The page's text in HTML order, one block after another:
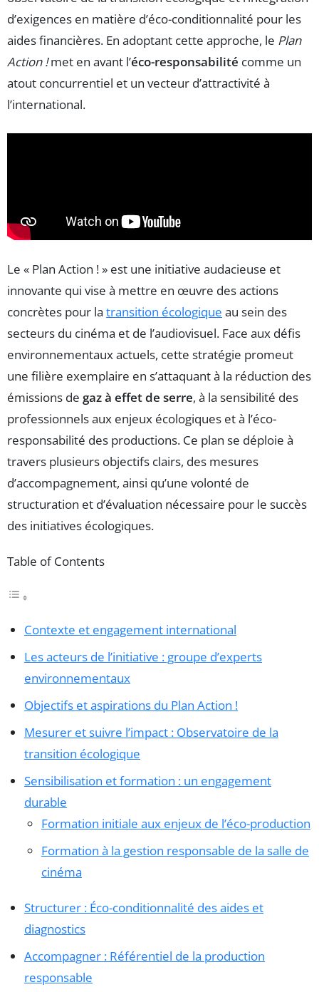
d’exigences en matière d’éco-conditionnalité pour les
aides financières. En adoptant cette approche, le Plan
Action !met en avant l’éco-responsabilité comme un
atout concurrentiel et un vecteur d’attractivité à
l’international.
Le « Plan Action ! » est une initiative audacieuse et
innovante qui vise à mettre en œuvre des actions
concrètes pour la transition écologique au sein des
secteurs du cinéma et de l’audiovisuel. Face aux défis
environnementaux actuels, cette stratégie promeut
une filière exemplaire en s’attaquant à la réduction des
émissions de gaz à effet de serre, à la sensibilité des
professionnels aux enjeux écologiques et à l’éco-
responsabilité des productions. Ce plan se déploie à
travers plusieurs objectifs clairs, des mesures
d’accompagnement, ainsi qu’une volonté de
structuration et d’évaluation nécessaire pour le succès
des initiatives écologiques.
Table of Contents
Contexte et engagement international
Les acteurs de l’initiative : groupe d’experts
environnementaux
Objectifs et aspirations du Plan Action !
Mesurer et suivre l’impact : Observatoire de la
transition écologique
Sensibilisation et formation : un engagement
durable
Formation initiale aux enjeux de l’éco-production
Formation à la gestion responsable de la salle de
cinéma
Structurer : Éco-conditionnalité des aides et
diagnostics
Accompagner : Référentiel de la production
responsable